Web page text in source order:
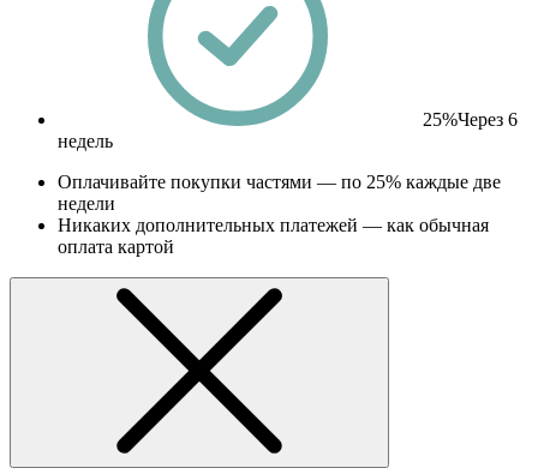
25%Через 6
недель
Оплачивайте покупки частями — по 25% каждые две
недели
Никаких дополнительных платежей — как обычная
оплата картой